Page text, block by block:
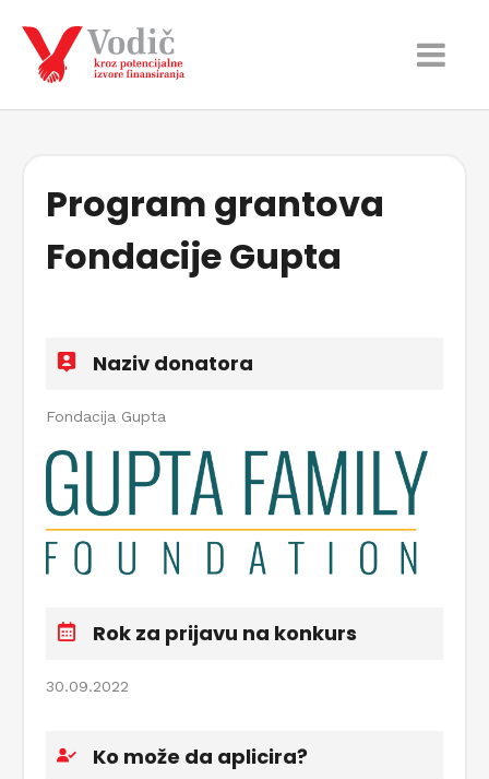
Program grantova
Fondacije Gupta
Naziv donatora
Fondacija Gupta
Rok za prijavu na konkurs
30.09.2022
Ko može da aplicira?